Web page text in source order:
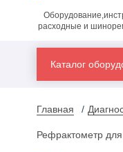
расходные и
Каталог
Главная
Рефрактометр